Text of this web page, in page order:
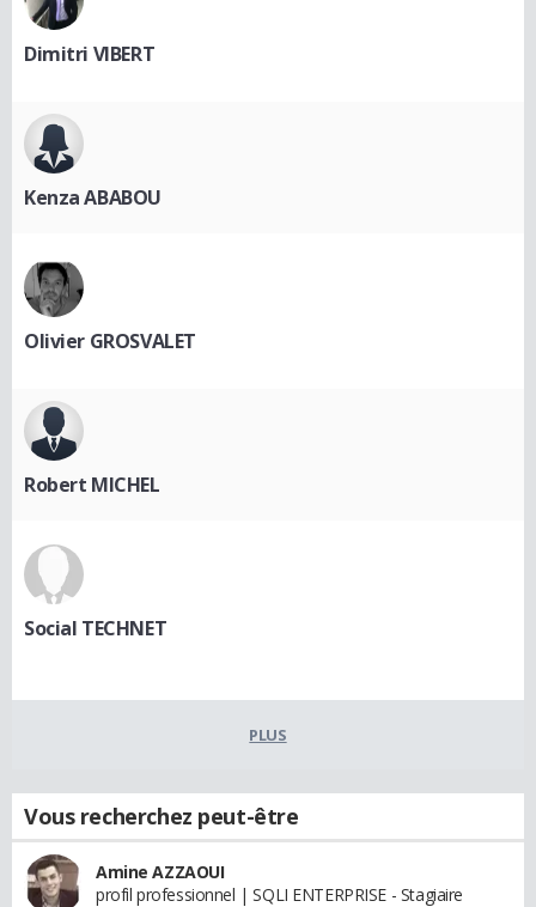
Dimitri VIBERT
Kenza ABABOU
Olivier GROSVALET
Robert MICHEL
Social TECHNET
PLUS
Vous recherchez peut-être
Amine AZZAOUI
profil professionnel | SQLI ENTERPRISE - Stagiaire